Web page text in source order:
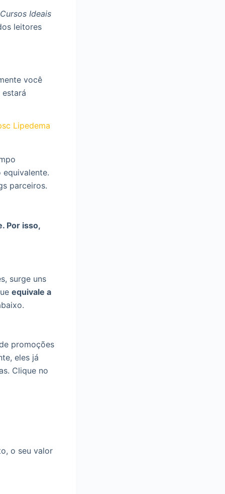
Cursos Ideais
leitores
você
Lipedema
parceiros.
Por isso,
surge uns
equivale a
promoções
eles já
Clique no
o seu valor